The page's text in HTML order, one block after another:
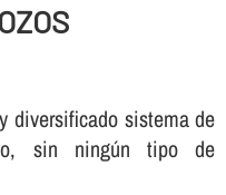
diversificado sistema de
sin ningún tipo de